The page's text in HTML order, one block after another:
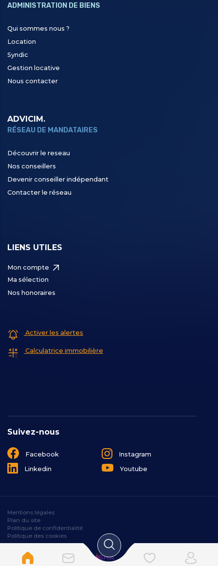
ADMINISTRATION DE BIENS
Qui sommes nous ?
Location
Syndic
Gestion locative
Nous contacter
ADVICIM.
RÉSEAU DE MANDATAIRES
Découvrir le reseau
Nos conseillers
Devenir conseiller indépendant
Contacter le réseau
Suivez-nous
Facebook
Instagram
Linkedin
Youtube
LIENS UTILES
Mon compte
Ma sélection
Nos honoraires
Activer les alertes
Calculatrice immobilière
Mentions légales
Plan du site
Politique de confidentialité
Politique des cookies
Designé et développé par